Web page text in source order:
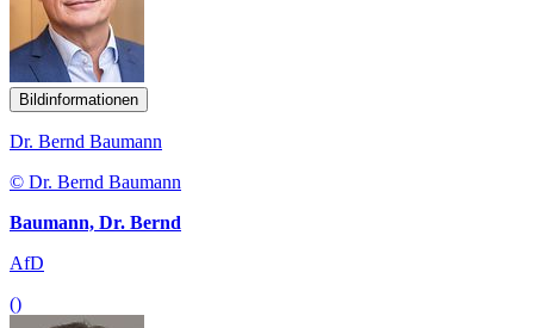
Bildinformationen
Dr. Bernd Baumann
© Dr. Bernd Baumann
Baumann, Dr. Bernd
AfD
()